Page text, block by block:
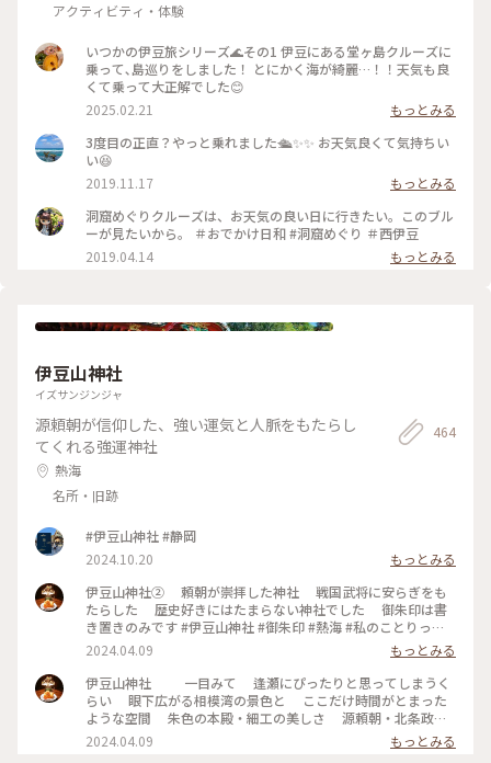
アクティビティ・体験
いつかの伊豆旅シリーズ🌊その1 伊豆にある堂ヶ島クルーズに
乗って､島巡りをしました！ とにかく海が綺麗…！！天気も良
くて乗って大正解でした😊
2025.02.21
もっとみる
3度目の正直？やっと乗れました🛳✨✨ お天気良くて気持ちい
い😆
2019.11.17
もっとみる
洞窟めぐりクルーズは、お天気の良い日に行きたい。このブル
ーが見たいから。 ＃おでかけ日和 #洞窟めぐり ＃西伊豆
2019.04.14
もっとみる
伊豆山神社
イズサンジンジャ
源頼朝が信仰した、強い運気と人脈をもたらし
てくれる強運神社
熱海
名所・旧跡
464
#伊豆山神社 #静岡
2024.10.20
もっとみる
伊豆山神社② 頼朝が崇拝した神社 戦国武将に安らぎをも
たらした 歴史好きにはたまらない神社でした 御朱印は書
き置きのみです #伊豆山神社 #御朱印 #熱海 #私のことりっぷ
旅 #春色さがし
2024.04.09
もっとみる
伊豆山神社 一目みて 逢瀬にぴったりと思ってしまうく
らい 眼下広がる相模湾の景色と ここだけ時間がとまった
ような空間 朱色の本殿・細工の美しさ 源頼朝・北条政子
の姿が自然と浮かんできます 鳥居からの180段の階段は
男坂と言われてるそうでまさに 心臓破りの丘ならぬ階段で
2024.04.09 もっとみる